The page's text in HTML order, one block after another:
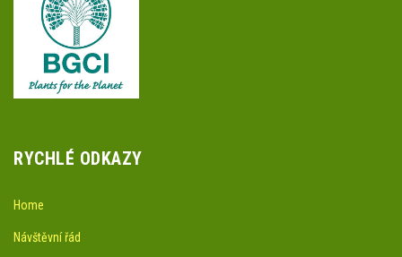
RYCHLÉ ODKAZY
Home
Návštěvní řád